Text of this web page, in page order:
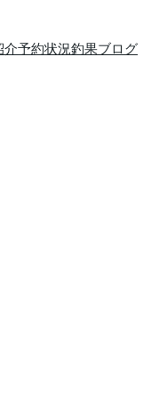
介予約状況釣果ブログ